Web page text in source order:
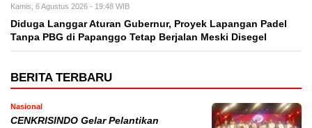
Kamis, 6 Agustus 2026 - 19:48 WIB
Diduga Langgar Aturan Gubernur, Proyek Lapangan Padel
Tanpa PBG di Papanggo Tetap Berjalan Meski Disegel
BERITA TERBARU
Nasional
CENKRISINDO Gelar Pelantikan